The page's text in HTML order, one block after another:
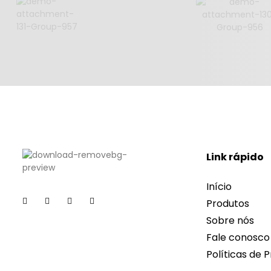
Link rápido
Início
Produtos
Sobre nós
Fale conosco
Políticas de